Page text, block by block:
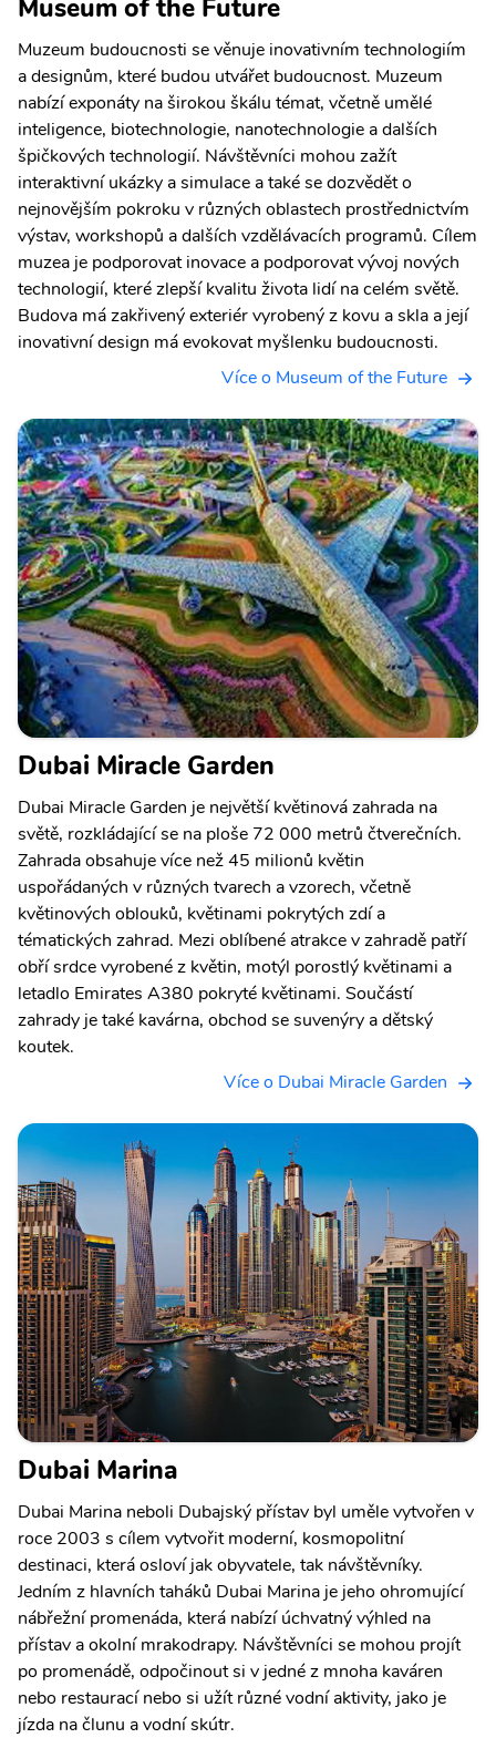
Museum of the Future
Muzeum budoucnosti se věnuje inovativním technologiím
a designům, které budou utvářet budoucnost. Muzeum
nabízí exponáty na širokou škálu témat, včetně umělé
inteligence, biotechnologie, nanotechnologie a dalších
špičkových technologií. Návštěvníci mohou zažít
interaktivní ukázky a simulace a také se dozvědět o
nejnovějším pokroku v různých oblastech prostřednictvím
výstav, workshopů a dalších vzdělávacích programů. Cílem
muzea je podporovat inovace a podporovat vývoj nových
technologií, které zlepší kvalitu života lidí na celém světě.
Budova má zakřivený exteriér vyrobený z kovu a skla a její
inovativní design má evokovat myšlenku budoucnosti.
Více o Museum of the Future
Dubai Miracle Garden
Dubai Miracle Garden je největší květinová zahrada na
světě, rozkládající se na ploše 72 000 metrů čtverečních.
Zahrada obsahuje více než 45 milionů květin
uspořádaných v různých tvarech a vzorech, včetně
květinových oblouků, květinami pokrytých zdí a
tématických zahrad. Mezi oblíbené atrakce v zahradě patří
obří srdce vyrobené z květin, motýl porostlý květinami a
letadlo Emirates A380 pokryté květinami. Součástí
zahrady je také kavárna, obchod se suvenýry a dětský
koutek.
Více o Dubai Miracle Garden
Dubai Marina
Dubai Marina neboli Dubajský přístav byl uměle vytvořen v
roce 2003 s cílem vytvořit moderní, kosmopolitní
destinaci, která osloví jak obyvatele, tak návštěvníky.
Jedním z hlavních taháků Dubai Marina je jeho ohromující
nábřežní promenáda, která nabízí úchvatný výhled na
přístav a okolní mrakodrapy. Návštěvníci se mohou projít
po promenádě, odpočinout si v jedné z mnoha kaváren
nebo restaurací nebo si užít různé vodní aktivity, jako je
jízda na člunu a vodní skútr.